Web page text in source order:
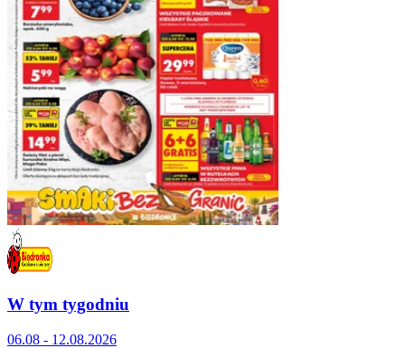
W tym tygodniu
06.08 - 12.08.2026